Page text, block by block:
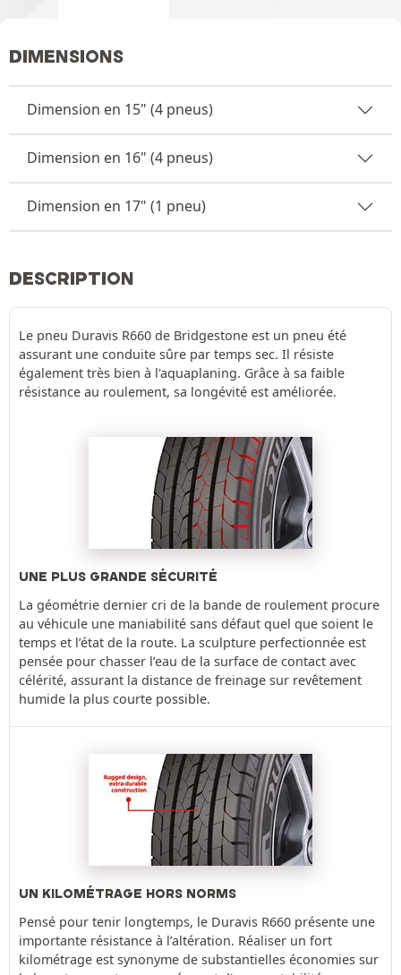
DIMENSIONS
Dimension en 15" (4 pneus)
Dimension en 16" (4 pneus)
Dimension en 17" (1 pneu)
DESCRIPTION
Le pneu Duravis R660 de Bridgestone est un pneu été
assurant une conduite sûre par temps sec. Il résiste
également très bien à l'aquaplaning. Grâce à sa faible
résistance au roulement, sa longévité est améliorée.
UNE PLUS GRANDE SÉCURITÉ
La géométrie dernier cri de la bande de roulement procure
au véhicule une maniabilité sans défaut quel que soient le
temps et l’état de la route. La sculpture perfectionnée est
pensée pour chasser l’eau de la surface de contact avec
célérité, assurant la distance de freinage sur revêtement
humide la plus courte possible.
UN KILOMÉTRAGE HORS NORMS
Pensé pour tenir longtemps, le Duravis R660 présente une
importante résistance à l’altération. Réaliser un fort
kilométrage est synonyme de substantielles économies sur